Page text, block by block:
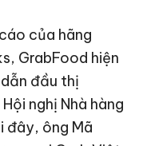
của hãng
GrabFood hiện
đầu thị
nghị Nhà hàng
ông Mã